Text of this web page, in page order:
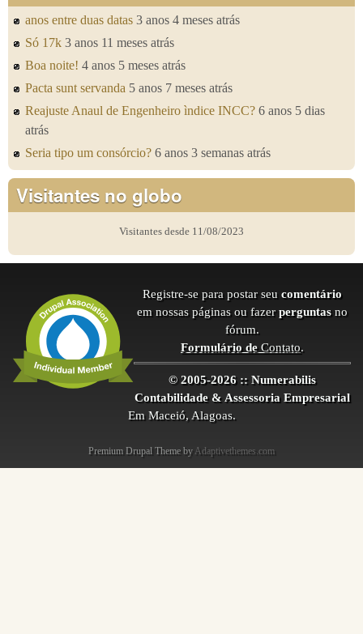
anos entre duas datas 3 anos 4 meses atrás
Só 17k 3 anos 11 meses atrás
Boa noite! 4 anos 5 meses atrás
Pacta sunt servanda 5 anos 7 meses atrás
Reajuste Anaul de Engenheiro ìndice INCC? 6 anos 5 dias
atrás
Seria tipo um consórcio? 6 anos 3 semanas atrás
Visitantes no globo
Visitantes desde 11/08/2023
Registre-se para postar seu comentário
em nossas páginas ou fazer perguntas no
fórum.
Formulário deContato.
© 2005-2026 :: Numerabilis
Contabilidade & Assessoria Empresarial
Em Maceió, Alagoas.
Premium Drupal Theme by Adaptivethemes.com